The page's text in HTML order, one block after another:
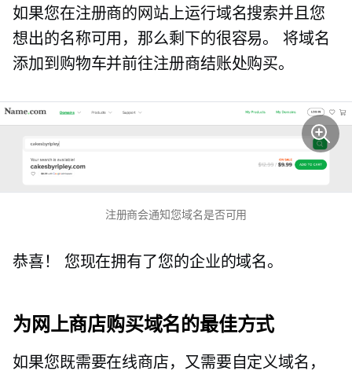
如果您在注册商的网站上运行域名搜索并且您
想出的名称可用，那么剩下的很容易。 将域名
添加到购物车并前往注册商结账处购买。
注册商会通知您域名是否可用
恭喜！ 您现在拥有了您的企业的域名。
为网上商店购买域名的最佳方式
如果您既需要在线商店，又需要自定义域名，